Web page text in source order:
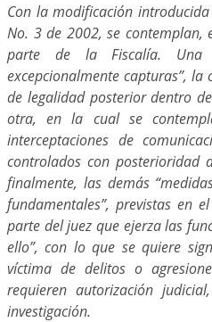
Con la modificación
No. 3 de 2002, se contemplan,
parte de la Fiscalía. Una
excepcionalmente capturas”,
de legalidad posterior dentro
otra, en la cual se
interceptaciones de
controlados con posterioridad
finalmente, las demás
fundamentales”, previstas en
parte del juez que ejerza las
ello”, con lo que se quiere
víctima de delitos o
requieren autorización
investigación.